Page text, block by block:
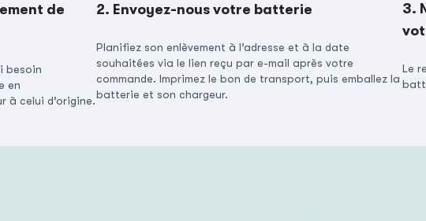
de
besoin
en
à celui d’origine.
2. Envoyez-nous votre batterie
Planifiez son enlèvement à l’adresse et à la date
souhaitées via le lien reçu par e-mail après votre
commande. Imprimez le bon de transport, puis emballez la
batterie et son chargeur.
3.
Le